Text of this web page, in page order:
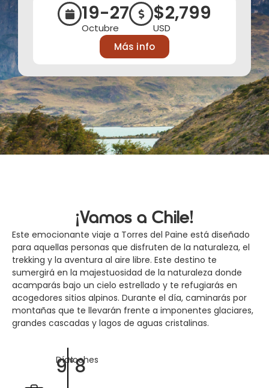
19-27
Octubre
$2,799
USD
Más info
¡Vamos a Chile!
Este emocionante viaje a Torres del Paine está diseñado
para aquellas personas que disfruten de la naturaleza, el
trekking y la aventura al aire libre. Este destino te
sumergirá en la majestuosidad de la naturaleza donde
acamparás bajo un cielo estrellado y te refugiarás en
acogedores sitios alpinos. Durante el día, caminarás por
montañas que te llevarán frente a imponentes glaciares,
grandes cascadas y lagos de aguas cristalinas.
Días
9Noches
8